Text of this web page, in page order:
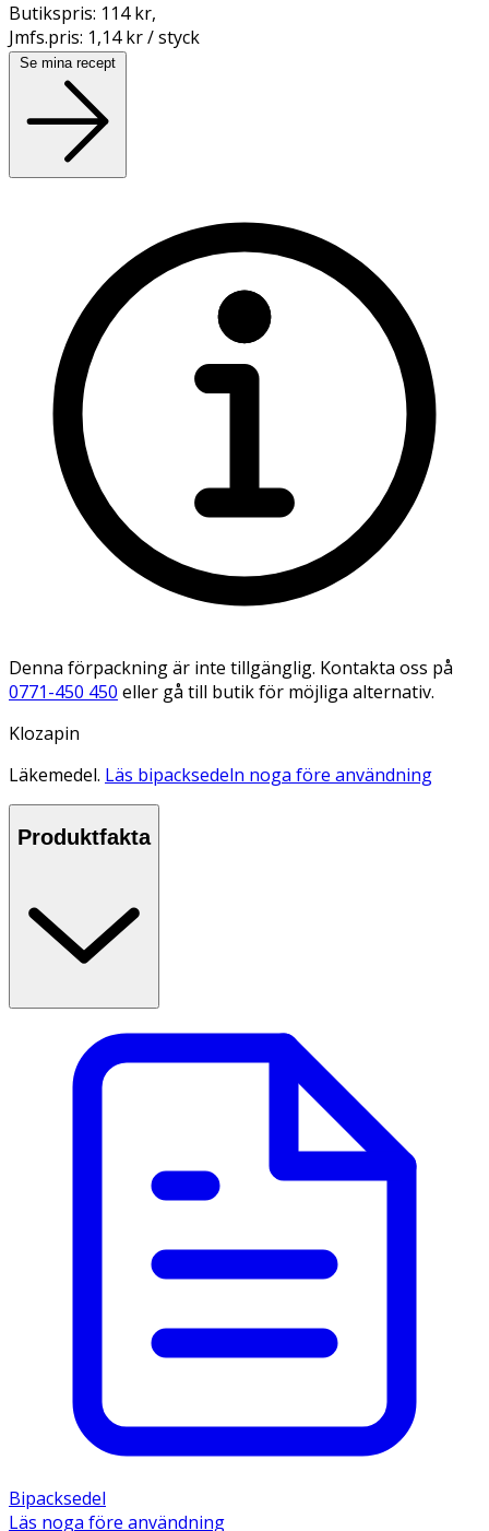
Butikspris: 114 kr,
Jmfs.pris: 1,14 kr / styck
Se mina recept
Denna förpackning är inte tillgänglig. Kontakta oss på
0771-450 450 eller gå till butik för möjliga alternativ.
Klozapin
Läkemedel. Läs bipacksedeln noga före användning
Produktfakta
Bipacksedel
Läs noga före användning